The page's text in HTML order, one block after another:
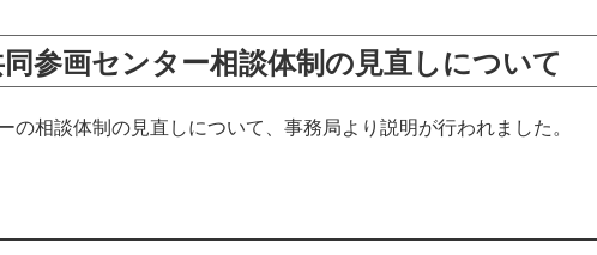
参画センター相談体制の見直しについて
相談体制の見直しについて、事務局より説明が行われました。